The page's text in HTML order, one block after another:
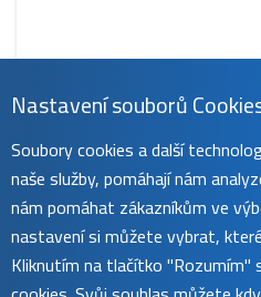
319
obvykle do 45 dnů
Nastavení souborů
Soubory cookies a další
naše služby, pomáhají nám
nám pomáhat zákazníkům ve
nastavení si můžete vybrat,
Kliknutím na tlačítko "Rozumím"